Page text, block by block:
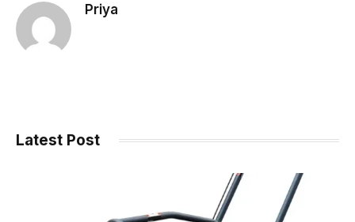
Priya
Latest Post